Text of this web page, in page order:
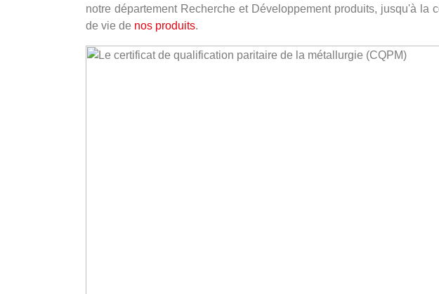
notre département Recherche et Développement produits, jusqu'à
de vie de nos produits.